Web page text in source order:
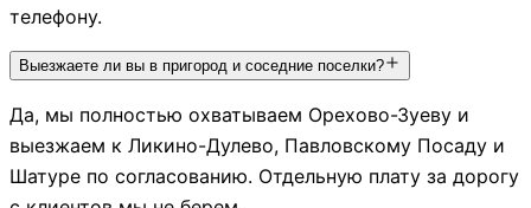
телефону.
Выезжаете ли вы в пригород и соседние поселки?
Да, мы полностью охватываем Орехово-Зуеву и
выезжаем к Ликино-Дулево, Павловскому Посаду и
Шатуре по согласованию. Отдельную плату за дорогу